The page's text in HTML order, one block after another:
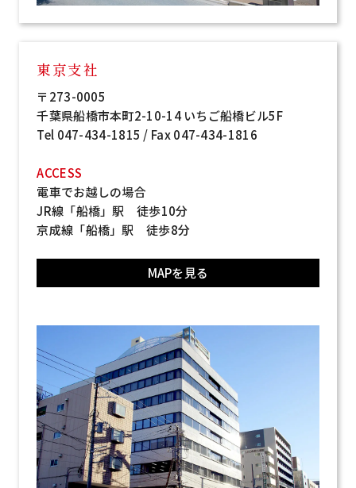
東京支社
〒273-0005
千葉県船橋市本町2-10-14 いちご船橋ビル5F
Tel 047-434-1815 / Fax 047-434-1816
ACCESS
電車でお越しの場合
JR線「船橋」駅 徒歩10分
京成線「船橋」駅 徒歩8分
MAPを見る